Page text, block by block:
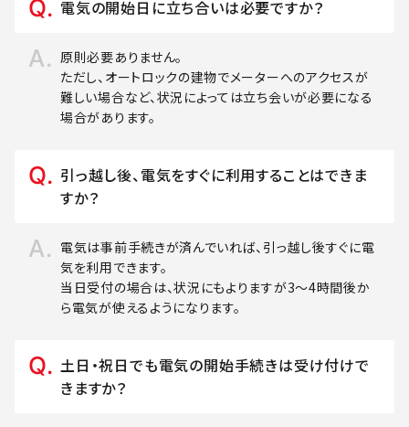
電気の開始日に立ち合いは必要ですか？
原則必要ありません。
ただし、オートロックの建物でメーターへのアクセスが
難しい場合など、状況によっては立ち会いが必要になる
場合があります。
引っ越し後、電気をすぐに利用することはできま
すか？
電気は事前手続きが済んでいれば、引っ越し後すぐに電
気を利用できます。
当日受付の場合は、状況にもよりますが3～4時間後か
ら電気が使えるようになります。
土日・祝日でも電気の開始手続きは受け付けで
きますか？